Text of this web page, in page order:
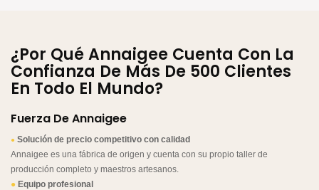
¿Por Qué Annaigee Cuenta Con La
Confianza De Más De 500 Clientes
En Todo El Mundo?
Fuerza De Annaigee
● Solución de precio competitivo con calidad
Annaigee es una fábrica de origen y cuenta con su propio taller de
producción completo y maestros artesanos.
● Equipo profesional